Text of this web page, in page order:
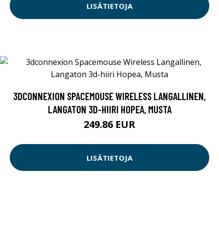
LISÄTIETOJA
3DCONNEXION SPACEMOUSE WIRELESS LANGALLINEN,
LANGATON 3D-HIIRI HOPEA, MUSTA
249.86 EUR
LISÄTIETOJA